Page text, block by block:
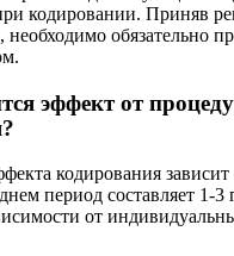
кодировании. Приняв
обязательно
эффект от
кодирования
период составляет 1-3
от